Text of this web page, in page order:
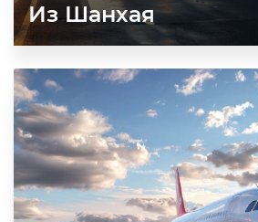
Из Шанхая